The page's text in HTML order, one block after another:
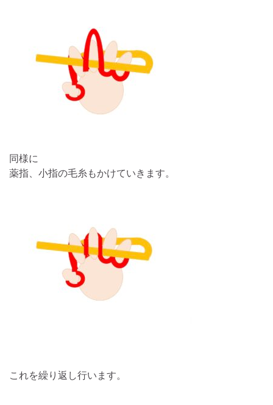
同様に
薬指、小指の毛糸もかけていきます。
これを繰り返し行います。